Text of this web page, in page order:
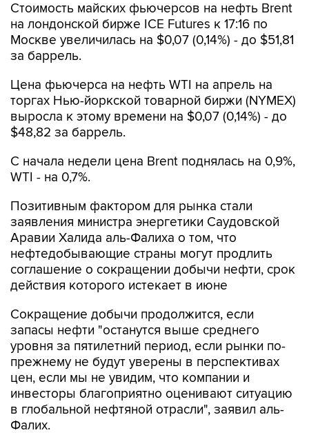
Стоимость майских фьючерсов на нефть Brent
на лондонской бирже ICE Futures к 17:16 по
Москве увеличилась на $0,07 (0,14%) - до $51,81
за баррель.
Цена фьючерса на нефть WTI на апрель на
торгах Нью-йоркской товарной биржи (NYMEX)
выросла к этому времени на $0,07 (0,14%) - до
$48,82 за баррель.
С начала недели цена Brent поднялась на 0,9%,
WTI - на 0,7%.
Позитивным фактором для рынка стали
заявления министра энергетики Саудовской
Аравии Халида аль-Фалиха о том, что
нефтедобывающие страны могут продлить
соглашение о сокращении добычи нефти, срок
действия которого истекает в июне
Сокращение добычи продолжится, если
запасы нефти "останутся выше среднего
уровня за пятилетний период, если рынки по-
прежнему не будут уверены в перспективах
цен, если мы не увидим, что компании и
инвесторы благоприятно оценивают ситуацию
в глобальной нефтяной отрасли", заявил аль-
Фалих.